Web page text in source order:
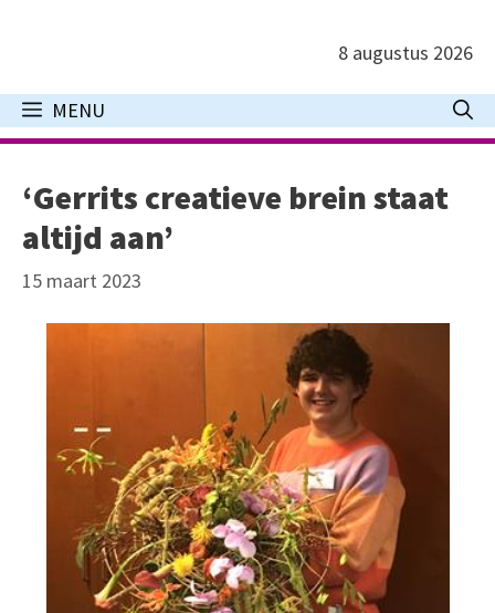
inhoud
8 augustus 2026
MENU
‘Gerrits creatieve brein staat
altijd aan’
15 maart 2023